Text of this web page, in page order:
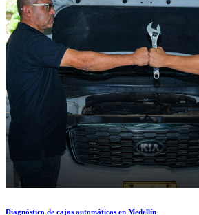
Diagnóstico de cajas automáticas en Medellín